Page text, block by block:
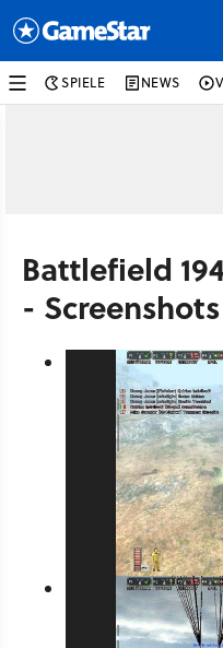
SPIELE NEWS
Battlefield
- Screenshots